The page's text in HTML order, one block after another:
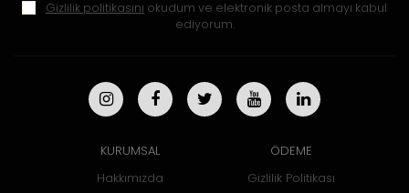
Gizlilik politikasını okudum ve elektronik posta almayı kabul
ediyorum.
KURUMSAL
Hakkımızda
ÖDEME
Gizlilik Politikası